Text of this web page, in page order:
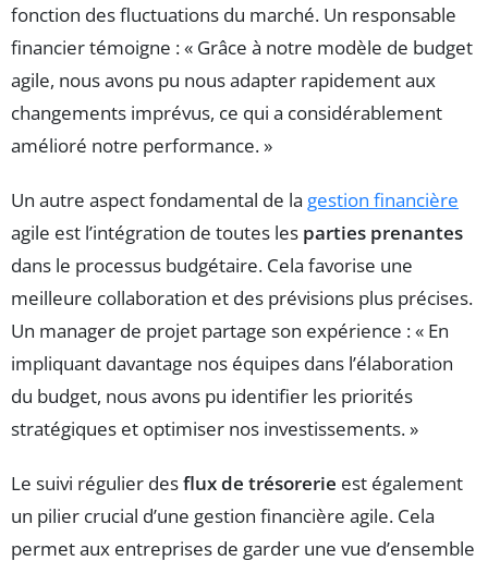
fonction des fluctuations du marché. Un responsable
financier témoigne : « Grâce à notre modèle de budget
agile, nous avons pu nous adapter rapidement aux
changements imprévus, ce qui a considérablement
amélioré notre performance. »
Un autre aspect fondamental de la gestion financière
agile est l’intégration de toutes les parties prenantes
dans le processus budgétaire. Cela favorise une
meilleure collaboration et des prévisions plus précises.
Un manager de projet partage son expérience : « En
impliquant davantage nos équipes dans l’élaboration
du budget, nous avons pu identifier les priorités
stratégiques et optimiser nos investissements. »
Le suivi régulier desflux de trésorerie est également
un pilier crucial d’une gestion financière agile. Cela
permet aux entreprises de garder une vue d’ensemble